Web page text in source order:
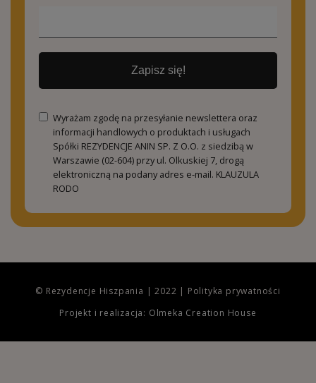
Zapisz się!
Wyrażam zgodę na przesyłanie newslettera oraz
informacji handlowych o produktach i usługach
Spółki REZYDENCJE ANIN SP. Z O.O. z siedzibą w
Warszawie (02-604) przy ul. Olkuskiej 7, drogą
elektroniczną na podany adres e-mail. KLAUZULA
RODO
© Rezydencje Hiszpania | 2022 | Polityka prywatności
Projekt i realizacja: Olmeka Creation House